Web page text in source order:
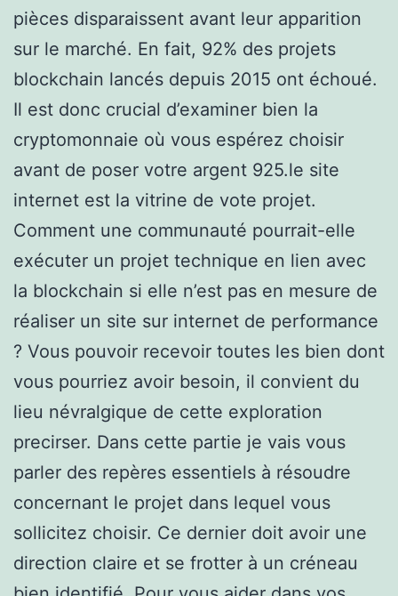
pièces disparaissent avant leur apparition
sur le marché. En fait, 92% des projets
blockchain lancés depuis 2015 ont échoué.
Il est donc crucial d’examiner bien la
cryptomonnaie où vous espérez choisir
avant de poser votre argent 925.le site
internet est la vitrine de vote projet.
Comment une communauté pourrait-elle
exécuter un projet technique en lien avec
la blockchain si elle n’est pas en mesure de
réaliser un site sur internet de performance
? Vous pouvoir recevoir toutes les bien dont
vous pourriez avoir besoin, il convient du
lieu névralgique de cette exploration
precirser. Dans cette partie je vais vous
parler des repères essentiels à résoudre
concernant le projet dans lequel vous
sollicitez choisir. Ce dernier doit avoir une
direction claire et se frotter à un créneau